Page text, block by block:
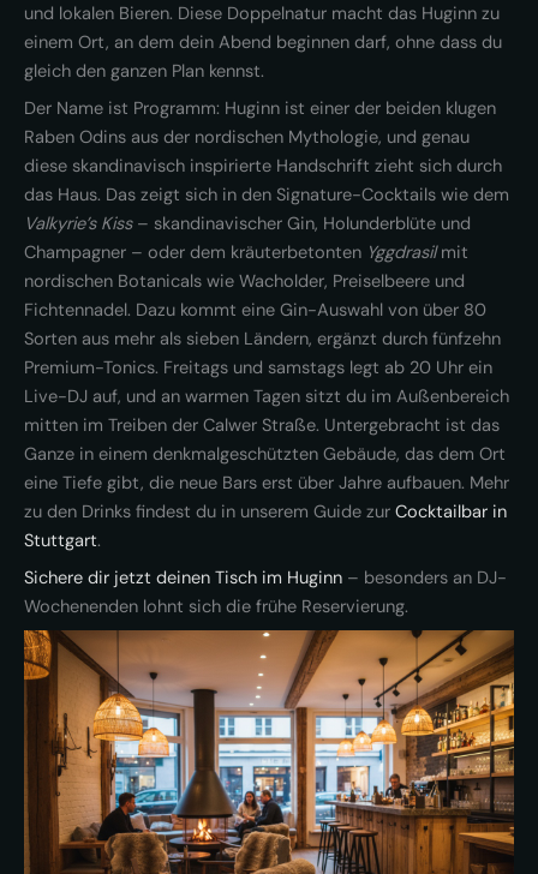
und lokalen Bieren. Diese Doppelnatur macht das Huginn zu
einem Ort, an dem dein Abend beginnen darf, ohne dass du
gleich den ganzen Plan kennst.
Der Name ist Programm: Huginn ist einer der beiden klugen
Raben Odins aus der nordischen Mythologie, und genau
diese skandinavisch inspirierte Handschrift zieht sich durch
das Haus. Das zeigt sich in den Signature-Cocktails wie dem
Valkyrie’s Kiss– skandinavischer Gin, Holunderblüte und
Champagner – oder dem kräuterbetonten Yggdrasilmit
nordischen Botanicals wie Wacholder, Preiselbeere und
Fichtennadel. Dazu kommt eine Gin-Auswahl von über 80
Sorten aus mehr als sieben Ländern, ergänzt durch fünfzehn
Premium-Tonics. Freitags und samstags legt ab 20 Uhr ein
Live-DJ auf, und an warmen Tagen sitzt du im Außenbereich
mitten im Treiben der Calwer Straße. Untergebracht ist das
Ganze in einem denkmalgeschützten Gebäude, das dem Ort
eine Tiefe gibt, die neue Bars erst über Jahre aufbauen. Mehr
zu den Drinks findest du in unserem Guide zur Cocktailbar in
Stuttgart.
Sichere dir jetzt deinen Tisch im Huginn – besonders an DJ-
Wochenenden lohnt sich die frühe Reservierung.